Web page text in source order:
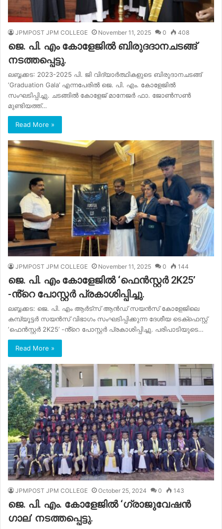
JPMPOST JPM COLLEGE November 11, 2025 0 408
ജെ. പി. എം കോളേജിൽ ബിരുദദാനചടങ്ങ്
നടത്തപ്പെട്ടു.
ലബ്ബക്കട: 2023-2025 പി. ജി വിദ്യാർത്ഥികളുടെ ബിരുദാനചടങ്ങ്
‘Graduation Gala’ എന്നപേരിൽ ജെ. പി. എം. കോളേജിൽ
സംഘടിപ്പിച്ചു. ചടങ്ങിൽ കോളേജ് മാനേജർ ഫാ. ജോൺസൺ
മുണ്ടിയത്ത്…
Read More »
JPMPOST JPM COLLEGE November 11, 2025 0 144
ജെ. പി. എം കോളേജിൽ ‘ഫെൻസ്റ്റർ 2K25’
-ൻ്റെ പോസ്റ്റർ പ്രകാശിപ്പിച്ചു.
ലബ്ബക്കട: ജെ. പി. എം ആർട്സ് ആൻഡ് സയൻസ് കോളേജിലെ
കമ്പ്യൂട്ടർ സയൻസ് വിഭാഗം സംഘടിപ്പിക്കുന്ന ദേശീയ ടെക്‌ഫെസ്റ്റ്
‘ഫെൻസ്റ്റർ 2K25’ -ൻ്റെ പോസ്റ്റർ പ്രകാശിപ്പിച്ചു. പരിപാടിയുടെ…
Read More »
JPMPOST JPM COLLEGE October 25, 2024 0 143
ജെ. പി. എം. കോളേജിൽ ‘ഗ്രാജുവേഷൻ
ഗാല’ നടത്തപ്പെട്ടു.